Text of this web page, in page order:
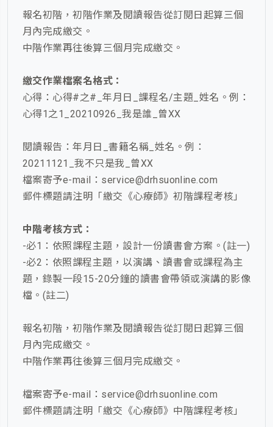
報名初階，初階作業及閱讀報告從訂閱日起算三個
月內完成繳交。
中階作業再往後算三個月完成繳交。
繳交作業檔案名格式：
心得：心得#之#_年月日_課程名/主題_姓名。例：
心得1之1_20210926_我是誰_曾XX
閱讀報告：年月日_書籍名稱_姓名。例：
20211121_我不只是我_曾XX
檔案寄予e-mail：service@drhsuonline.com
郵件標題請注明「繳交《心療師》初階課程考核」
中階考核方式：
-必1：依照課程主題，設計一份讀書會方案。(註一)
-必2：依照課程主題，以演講、讀書會或課程為主
題，錄製一段15-20分鐘的讀書會帶領或演講的影像
檔。(註二)
報名初階，初階作業及閱讀報告從訂閱日起算三個
月內完成繳交。
中階作業再往後算三個月完成繳交。
檔案寄予e-mail：service@drhsuonline.com
郵件標題請注明「繳交《心療師》中階課程考核」